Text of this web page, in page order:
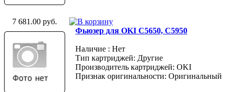
7 681.00 руб.
Фьюзер для OKI C5650, C5950
Наличие : Нет
Тип картриджей: Другие
Производитель картриджей: OKI
Признак оригинальности: Оригинальный